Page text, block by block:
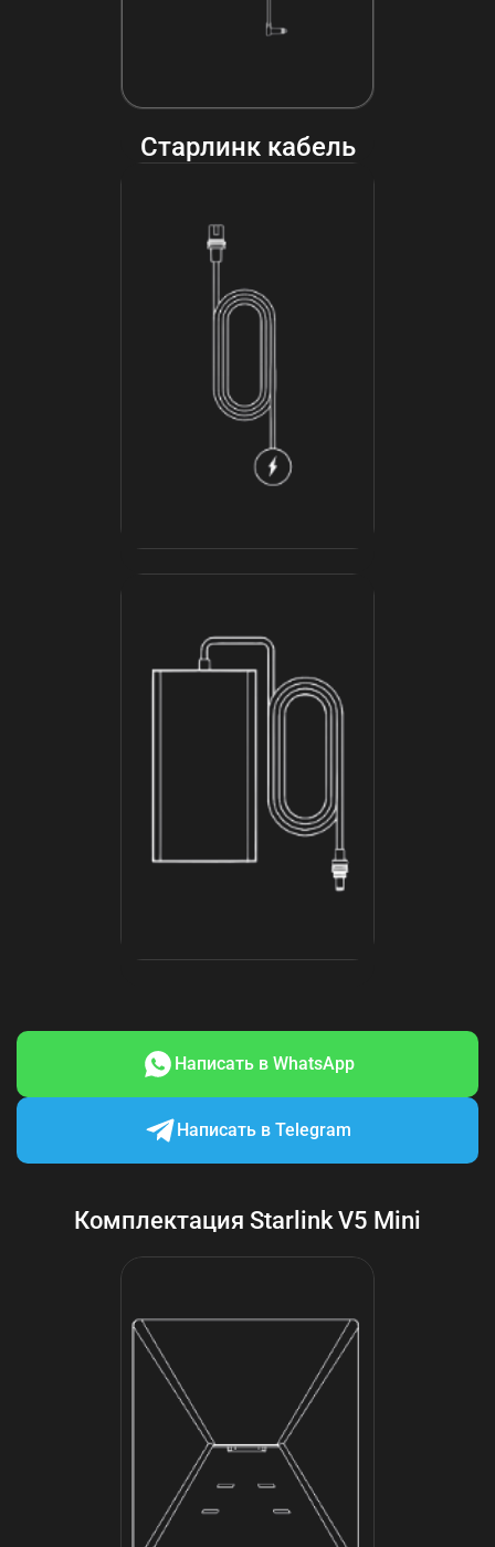
Старлинк кабель
Написать в WhatsApp
Написать в Telegram
Комплектация Starlink V5 Mini